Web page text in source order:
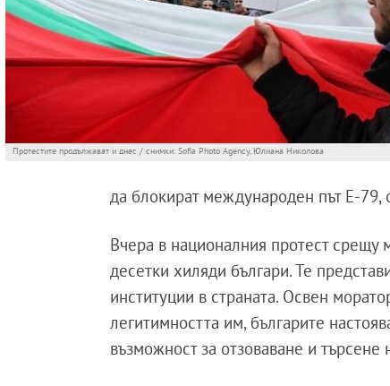
Протестите продължават и днес / снимки: Sofia Photo Agency, Юлиана Николова
да блокират международен път Е-79,
Вчера в националния протест срещу
десетки хиляди българи. Те
институции в страната. Освен
легитимността им, българите
възможност за отзоваване и